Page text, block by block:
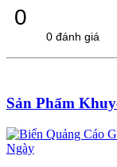
0
0 đánh giá
Sản Phẩm